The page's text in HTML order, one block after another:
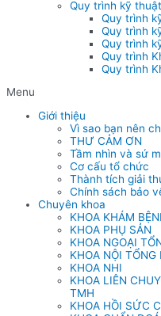
Quy trình kỹ thuật
Quy trình
Quy trình
Quy trình
Quy trình
Quy trình
Menu
Giới thiệu
Vì sao bạn nên
THƯ CẢM ƠN
Tầm nhìn và sứ
Cơ cấu tổ chức
Thành tích giải
Chính sách bảo
Chuyên khoa
KHOA KHÁM
KHOA PHỤ SẢN
KHOA NGOẠI
KHOA NỘI TỔNG
KHOA NHI
KHOA LIÊN
TMH
KHOA HỒI SỨC